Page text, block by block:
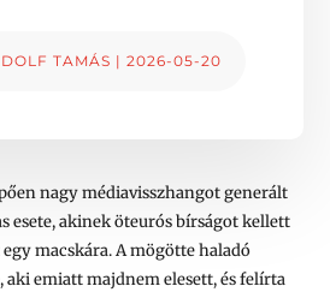
TAMÁS | 2026-05-20
nagy médiavisszhangot generált
esete, akinek öteurós bírságot kellett
macskára. A mögötte haladó
aki emiatt majdnem elesett, és felírta